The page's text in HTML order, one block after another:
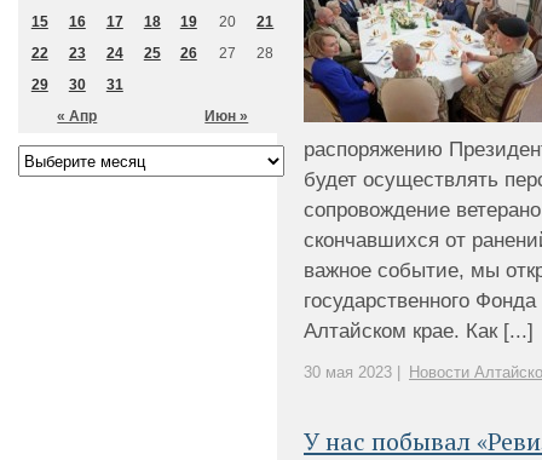
распоряжению
будет осуществлять
сопровождение
скончавшихся от
важное событие, мы
государственного
Алтайском крае. Как [...]
30 мая 2023 | Новости
У нас побывал
« Апр Июн »
15
16 17 18 19 20
21
22
23 24 25 26 27
28
29
30 31